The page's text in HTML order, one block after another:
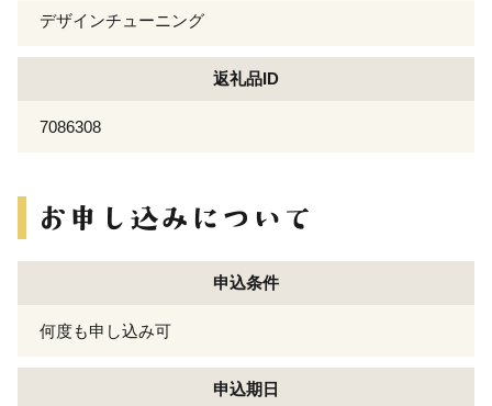
デザインチューニング
返礼品ID
7086308
申込条件
何度も申し込み可
申込期日